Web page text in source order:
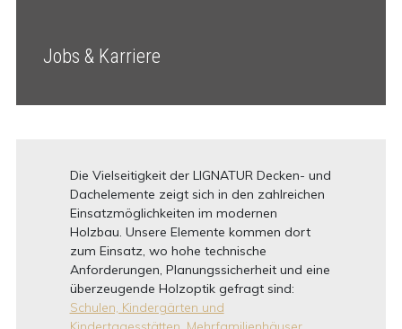
Jobs & Karriere
Die Vielseitigkeit der LIGNATUR Decken- und
Dachelemente zeigt sich in den zahlreichen
Einsatzmöglichkeiten im modernen
Holzbau. Unsere Elemente kommen dort
zum Einsatz, wo hohe technische
Anforderungen, Planungssicherheit und eine
überzeugende Holzoptik gefragt sind:
Schulen, Kindergärten und